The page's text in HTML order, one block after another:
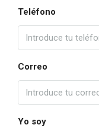
Teléfono
Correo
Yo soy